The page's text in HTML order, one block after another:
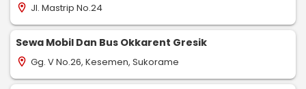
location_on Jl. Mastrip No.24
Sewa Mobil Dan Bus Okkarent Gresik
location_on Gg. V No.26, Kesemen, Sukorame